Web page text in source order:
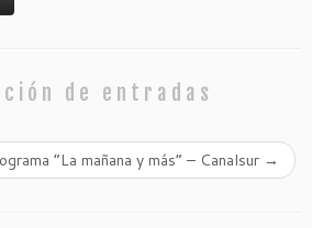
de entradas
“La mañana y más” – Canalsur →